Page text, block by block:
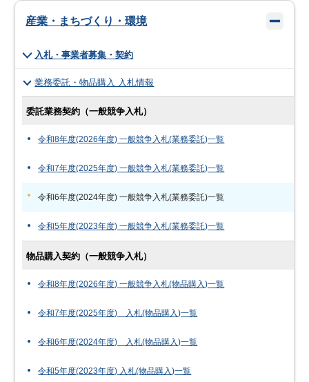
産業・まちづくり・環境
入札・事業者募集・契約
業務委託・物品購入 入札情報
委託業務契約（一般競争入札）
令和8年度(2026年度) 一般競争入札(業務委託)一覧
令和7年度(2025年度) 一般競争入札(業務委託)一覧
令和6年度(2024年度) 一般競争入札(業務委託)一覧
令和5年度(2023年度) 一般競争入札(業務委託)一覧
物品購入契約（一般競争入札）
令和8年度(2026年度) 一般競争入札(物品購入)一覧
令和7年度(2025年度) 入札(物品購入)一覧
令和6年度(2024年度) 入札(物品購入)一覧
令和5年度(2023年度) 入札(物品購入)一覧